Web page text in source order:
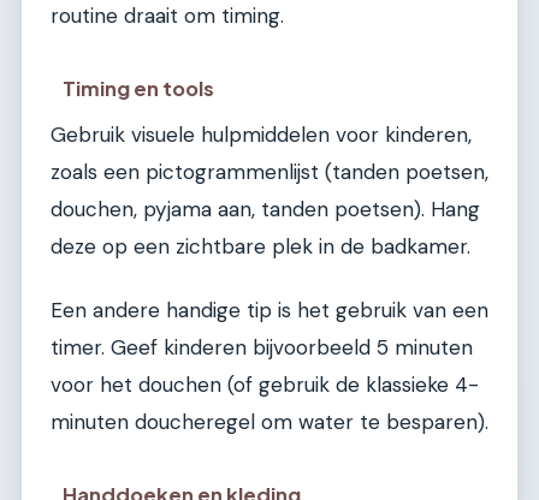
routine draait om timing.
Timing en tools
Gebruik visuele hulpmiddelen voor kinderen,
zoals een pictogrammenlijst (tanden poetsen,
douchen, pyjama aan, tanden poetsen). Hang
deze op een zichtbare plek in de badkamer.
Een andere handige tip is het gebruik van een
timer. Geef kinderen bijvoorbeeld 5 minuten
voor het douchen (of gebruik de klassieke 4-
minuten doucheregel om water te besparen).
Handdoeken en kleding